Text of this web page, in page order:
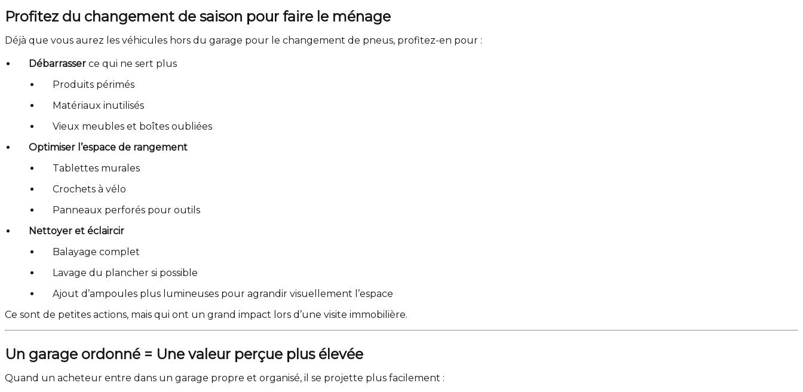
Profitez du changement de saison pour faire le ménage
Déjà que vous aurez les véhicules hors du garage pour le changement de pneus, profitez-en pour :
Débarrasser ce qui ne sert plus
Produits périmés
Matériaux inutilisés
Vieux meubles et boîtes oubliées
Optimiser l’espace de rangement
Tablettes murales
Crochets à vélo
Panneaux perforés pour outils
Nettoyer et éclaircir
Balayage complet
Lavage du plancher si possible
Ajout d’ampoules plus lumineuses pour agrandir visuellement l’espace
Ce sont de petites actions, mais qui ont un grand impact lors d’une visite immobilière.
Un garage ordonné = Une valeur perçue plus élevée
Quand un acheteur entre dans un garage propre et organisé, il se projette plus facilement :